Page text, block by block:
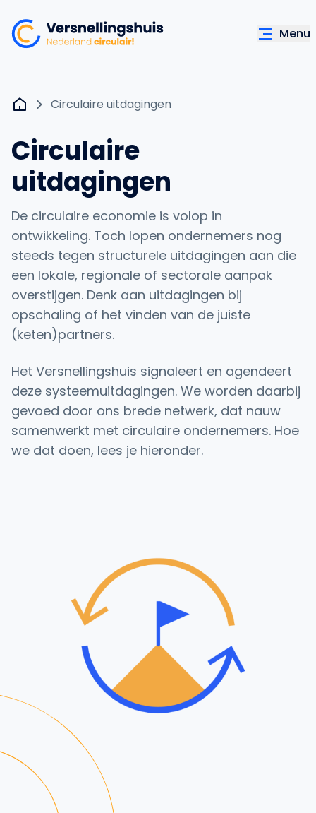
Menu
Circulaire uitdagingen
Circulaire
uitdagingen
De circulaire economie is volop in
ontwikkeling. Toch lopen ondernemers nog
steeds tegen structurele uitdagingen aan die
een lokale, regionale of sectorale aanpak
overstijgen. Denk aan uitdagingen bij
opschaling of het vinden van de juiste
(keten)partners.
Het Versnellingshuis signaleert en agendeert
deze systeemuitdagingen. We worden daarbij
gevoed door ons brede netwerk, dat nauw
samenwerkt met circulaire ondernemers. Hoe
we dat doen, lees je hieronder.